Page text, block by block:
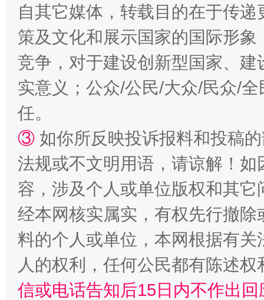
漫山遍野的桃花与雪山、麦地、白藏房 除
自其它媒体，转载目的在于传
策及文化和展示国家的国际形
竞争，对于建设创新型国家、
实意义；公众/公民/大众/民众/
任。
③ 如你所反映投诉报料和投稿
法规或不文明用语，请谅解！
容，涉及个人或单位版权和其它
经本网核实属实，有权先行撤
料的个人或单位，本网根据有
人的权利，任何公民都有陈述
信或电话告知后15日内不作出